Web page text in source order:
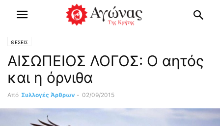
ΘΕΣΕΙΣ
ΑΙΣΩΠΕΙΟΣ ΛΟΓΟΣ: Ο αητός
και η όρνιθα
Από Συλλογές Άρθρων - 02/09/2015